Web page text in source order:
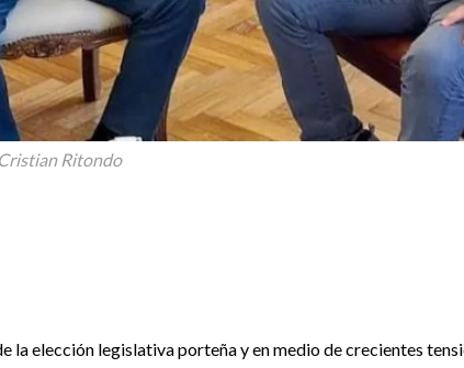
Ritondo
la elección legislativa porteña y en medio de crecientes